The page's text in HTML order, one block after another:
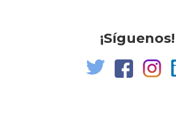
¡Síguenos!